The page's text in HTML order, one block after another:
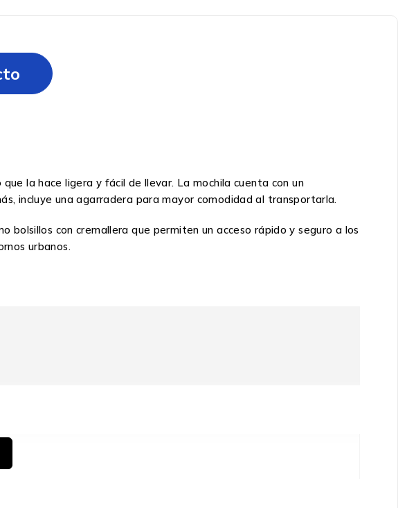
la hace ligera y fácil de llevar. La mochila cuenta con un
incluye una agarradera para mayor comodidad al transportarla.
bolsillos con cremallera que permiten un acceso rápido y seguro a los
urbanos.